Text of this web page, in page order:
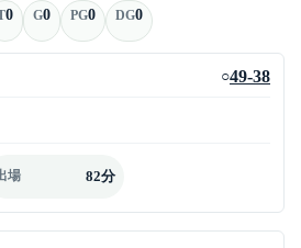
0 G0 PG0 DG0
○49-38
場 82分